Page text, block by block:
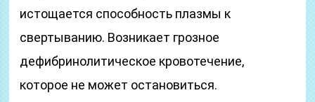
истощается способность плазмы к
свертыванию. Возникает грозное
дефибринолитическое кровотечение,
которое не может остановиться.